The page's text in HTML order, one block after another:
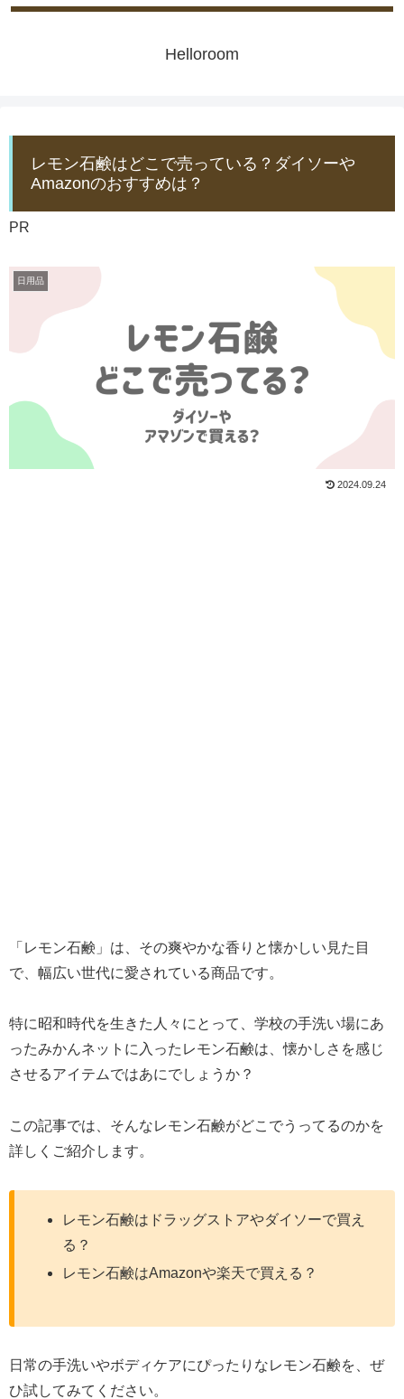
Helloroom
レモン石鹸はどこで売っている？ダイソーや
Amazonのおすすめは？
PR
日用品
2024.09.24
「レモン石鹸」は、その爽やかな香りと懐かしい見た目
で、幅広い世代に愛されている商品です。
特に昭和時代を生きた人々にとって、学校の手洗い場にあ
ったみかんネットに入ったレモン石鹸は、懐かしさを感じ
させるアイテムではあにでしょうか？
この記事では、そんなレモン石鹸がどこでうってるのかを
詳しくご紹介します。
レモン石鹸はドラッグストアやダイソーで買え
る？
レモン石鹸はAmazonや楽天で買える？
日常の手洗いやボディケアにぴったりなレモン石鹸を、ぜ
ひ試してみてください。